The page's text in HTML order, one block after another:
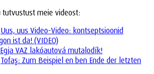
meie videost:
Uus, uus Video-Video: kontseptsioonid
ist da! (VIDEO)
Egja VAZ lakóautová mutalodík!
Tofaş: Zum Beispiel en ben Ende der letzten